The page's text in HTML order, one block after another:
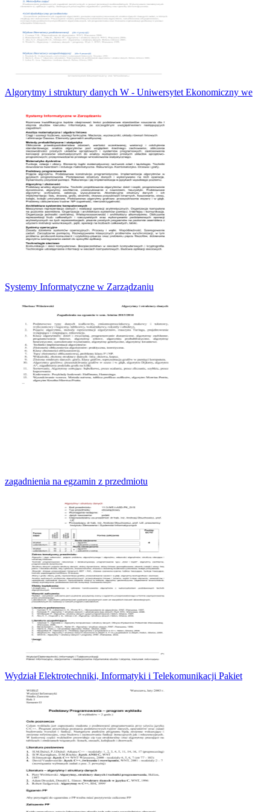
Algorytmy i struktury danych W - Uniwersytet Ekonomiczny we
Systemy Informatyczne w Zarządzaniu
zagadnienia na egzamin z przedmiotu
Wydział Elektrotechniki, Informatyki i Telekomunikacji Pakiet